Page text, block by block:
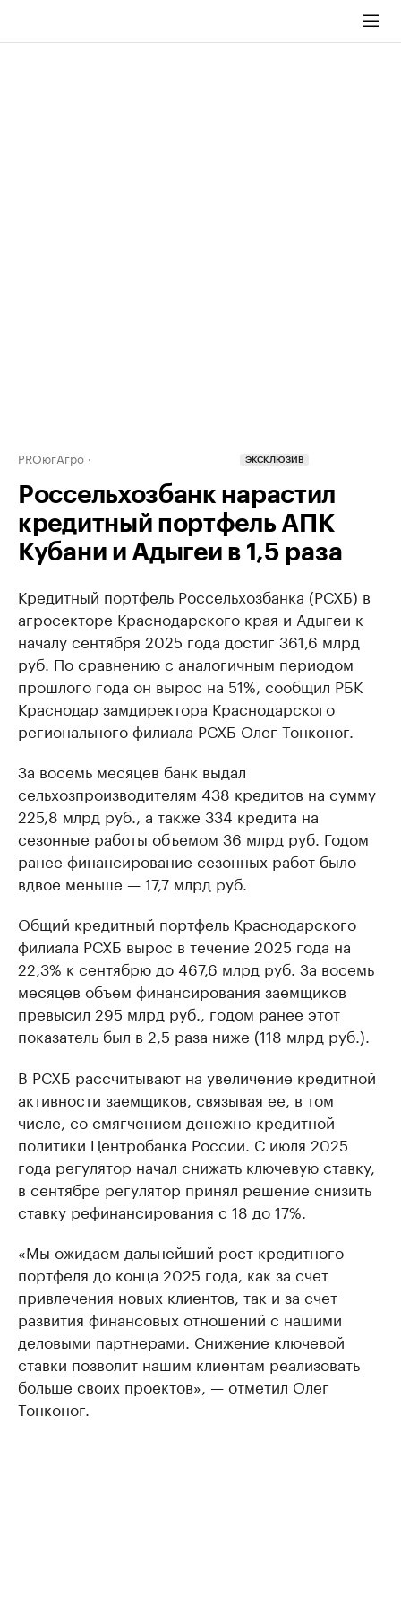
PROюгАгро ЭКСКЛЮЗИВ
Россельхозбанк нарастил
кредитный портфель АПК
Кубани и Адыгеи в 1,5 раза
Кредитный портфель Россельхозбанка (РСХБ) в
агросекторе Краснодарского края и Адыгеи к
началу сентября 2025 года достиг 361,6 млрд
руб. По сравнению с аналогичным периодом
прошлого года он вырос на 51%, сообщил РБК
Краснодар замдиректора Краснодарского
регионального филиала РСХБ Олег Тонконог.
За восемь месяцев банк выдал
сельхозпроизводителям 438 кредитов на сумму
225,8 млрд руб., а также 334 кредита на
сезонные работы объемом 36 млрд руб. Годом
ранее финансирование сезонных работ было
вдвое меньше — 17,7 млрд руб.
Общий кредитный портфель Краснодарского
филиала РСХБ вырос в течение 2025 года на
22,3% к сентябрю до 467,6 млрд руб. За восемь
месяцев объем финансирования заемщиков
превысил 295 млрд руб., годом ранее этот
показатель был в 2,5 раза ниже (118 млрд руб.).
В РСХБ рассчитывают на увеличение кредитной
активности заемщиков, связывая ее, в том
числе, со смягчением денежно-кредитной
политики Центробанка России. С июля 2025
года регулятор начал снижать ключевую ставку,
в сентябре регулятор принял решение снизить
ставку рефинансирования с 18 до 17%.
«Мы ожидаем дальнейший рост кредитного
портфеля до конца 2025 года, как за счет
привлечения новых клиентов, так и за счет
развития финансовых отношений с нашими
деловыми партнерами. Снижение ключевой
ставки позволит нашим клиентам реализовать
больше своих проектов», — отметил Олег
Тонконог.